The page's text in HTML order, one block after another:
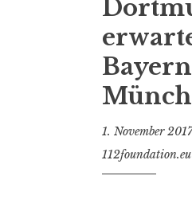
Bayern
1. November 2017
112foundation.eu